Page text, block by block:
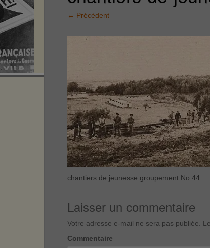
← Précédent
chantiers de jeunesse groupement No 44
Laisser un commentaire
Votre adresse e-mail ne sera pas publiée.
Commentaire